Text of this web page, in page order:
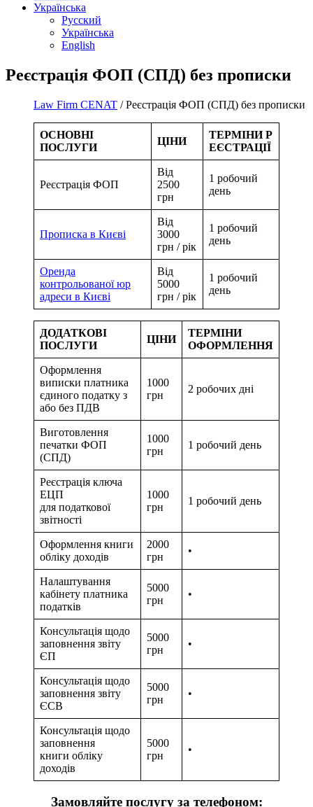
Статті
Контакти
Українська
Русский
English
Реєстрація ФОП (СПД) без прописки
Law Firm CENAT Реєстрація ФОП (СПД) без прописки
ОСНОВНІ
ЦІНИ
ТЕРМІНИ Р
ЕЄСТРАЦІЇ
Реєстрація ФОП
Від
2500
грн
Прописка в Києві
Від
3000
грн / рік
Оренда
контрольованої юр
адреси в Києві
Від
5000
грн / рік
ДОДАТКОВІ
ПОСЛУГИ
ТЕРМІНИ
Оформлення
виписки платника
єдиного податку з
або без ПДВ
грн
Виготовлення
печатки ФОП
(СПД)
1 робочий день
Реєстрація ключа
ЕЦП
для податкової
звітності
грн
Оформлення книги
обліку доходів
2000
грн
Налаштування
кабінету платника
податків
•
Консультація щодо
заповнення звіту
ЄП
•
Консультація щодо
заповнення звіту
ЄСВ
•
Консультація щодо
заповнення
книги обліку
доходів
грн